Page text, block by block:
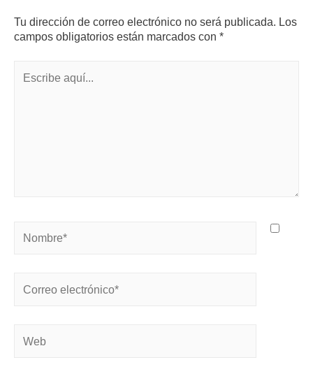
Tu dirección de correo electrónico no será publicada. Los
campos obligatorios están marcados con *